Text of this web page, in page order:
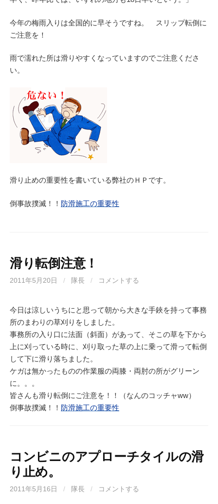
今年の梅雨入りは全国的に早そうですね。 スリップ転倒に
ご注意を！
雨で濡れた所は滑りやすくなっていますのでご注意くださ
い。
滑り止めの重要性を書いている弊社のＨＰです。
倒事故撲滅！！ 防滑施工の重要性
滑り転倒注意！
2011年5月20日 / 隊長 / コメントする
今日は涼しいうちにと思って朝から大きな手鋏を持って事務
所のまわりの草刈りをしました。
事務所の入り口に法面（斜面）があって、そこの草を下から
上に刈っている時に、刈り取った草の上に乗って滑って転倒
して下に滑り落ちました。
ケガは無かったものの作業服の両膝・両肘の所がグリーン
に。。。
皆さんも滑り転倒にご注意を！！（なんのコッチャww）
倒事故撲滅！！ 防滑施工の重要性
コンビニのアプローチタイルの滑
り止め。
2011年5月16日 / 隊長 / コメントする